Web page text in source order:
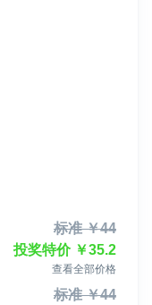
标准￥44
投奖特价￥35.2
查看全部价格
标准￥44